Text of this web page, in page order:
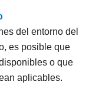
del entorno del
es posible que
o que
aplicables.